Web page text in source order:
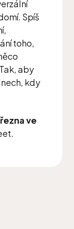
Spíš
toho,
aby
kdy
ve